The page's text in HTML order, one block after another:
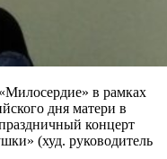
в рамках
дня матери в
концерт
(худ. руководитель